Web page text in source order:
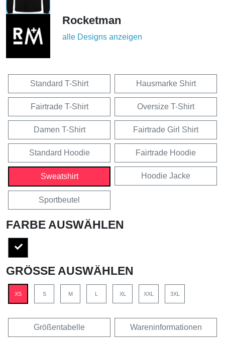
Rocketman
alle Designs anzeigen
Standard T-Shirt Hausmarke Shirt
Fairtrade T-Shirt Oversize T-Shirt
Damen T-Shirt Fairtrade Girl Shirt
Standard Hoodie Fairtrade Hoodie
Sweatshirt Hoodie Jacke
Sportbeutel
FARBE AUSWÄHLEN
GRÖSSE AUSWÄHLEN
XS S M XL XXL 3XL
Größentabelle Wareninformationen